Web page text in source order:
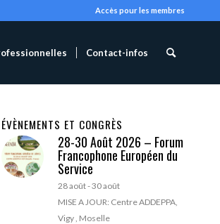
Accès pour les membres
Contact-infos
ÉVÈNEMENTS ET CONGRÈS
28-30 Août 2026 – Forum
Francophone Européen du
Service
28 août-30 août
MISE A JOUR: Centre ADDEPPA,
Vigy , Moselle